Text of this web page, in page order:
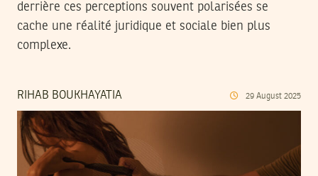
derrière ces perceptions souvent polarisées se
cache une réalité juridique et sociale bien plus
complexe.
RIHAB BOUKHAYATIA 29 August 2025